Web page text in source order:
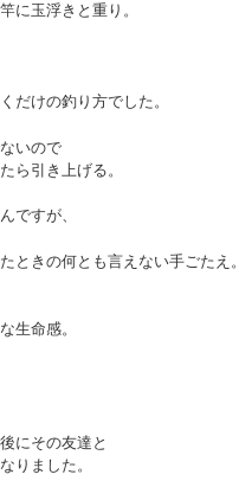
に玉浮きと重り。
だけの釣り方でした。
いので
ら引き上げる。
ですが、
ときの何とも言えない手ごたえ。
生命感。
にその友達と
りました。